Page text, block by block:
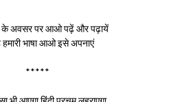
के अवसर पर आओ पढ़ें और पढ़ायें
हमारी भाषा आओ इसे अपनाएं
*****